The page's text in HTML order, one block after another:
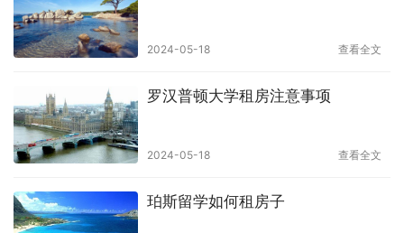
2024-05-18 查看全文
罗汉普顿大学租房注意事项
2024-05-18 查看全文
珀斯留学如何租房子